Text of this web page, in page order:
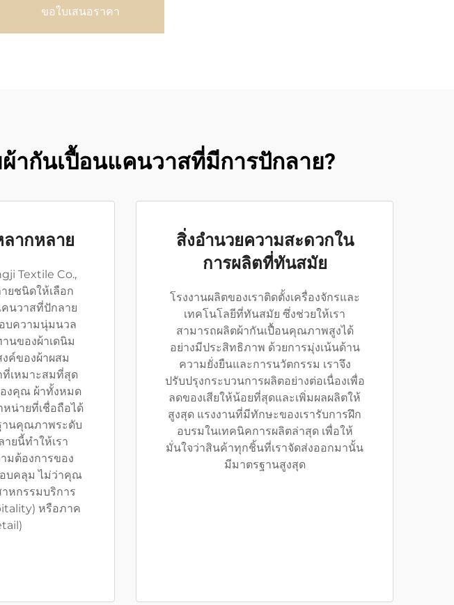
ขอใบเสนอราคา
ากันเปื้อนแคนวาสที่มีการปักลาย?
ลากหลาย
Textile Co.,
ยชนิดให้เลือก
นวาสที่ปักลาย
บความนุ่มนวล
นของผ้าเดนิม
ค์ของผ้าผสม
ที่เหมาะสมที่สุด
งคุณ ผ้าทั้งหมด
หน่ายที่เชื่อถือได้
านคุณภาพระดับ
ยนี้ทำให้เรา
มต้องการของ
อบคลุม ไม่ว่าคุณ
หกรรมบริการ
หรือภาค
สิ่งอำนวยความสะดวกใน
การผลิตที่ทันสมัย
โรงงานผลิตของเราติดตั้งเครื่องจักรและ
เทคโนโลยีที่ทันสมัย ซึ่งช่วยให้เรา
สามารถผลิตผ้ากันเปื้อนคุณภาพสูงได้
อย่างมีประสิทธิภาพ ด้วยการมุ่งเน้นด้าน
ความยั่งยืนและการนวัตกรรม เราจึง
ปรับปรุงกระบวนการผลิตอย่างต่อเนื่องเพื่อ
ลดของเสียให้น้อยที่สุดและเพิ่มผลผลิตให้
สูงสุด แรงงานที่มีทักษะของเรารับการฝึก
อบรมในเทคนิคการผลิตล่าสุด เพื่อให้
มั่นใจว่าสินค้าทุกชิ้นที่เราจัดส่งออกมานั้น
มีมาตรฐานสูงสุด